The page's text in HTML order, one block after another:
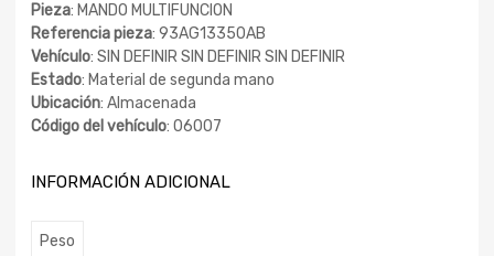
Pieza: MANDO MULTIFUNCION
Referencia pieza: 93AG13350AB
Vehículo: SIN DEFINIR SIN DEFINIR SIN DEFINIR
Estado: Material de segunda mano
Ubicación: Almacenada
Código del vehículo: 06007
INFORMACIÓN ADICIONAL
Peso